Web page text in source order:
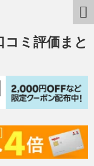
ミ評価まと